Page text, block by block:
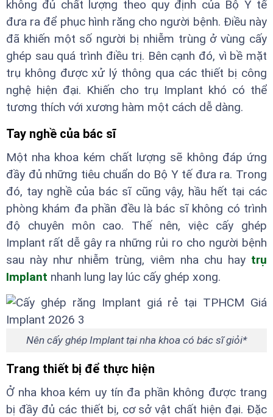
không đủ chất lượng theo quy định của Bộ Y tế
đưa ra để phục hình răng cho người bệnh. Điều này
đã khiến một số người bị nhiễm trùng ở vùng cấy
ghép sau quá trình điều trị. Bên cạnh đó, vì bề mặt
trụ không được xử lý thông qua các thiết bị công
nghệ hiện đại. Khiến cho trụ Implant khó có thể
tương thích với xương hàm một cách dễ dàng.
Tay nghề của bác sĩ
Một nha khoa kém chất lượng sẽ không đáp ứng
đầy đủ những tiêu chuẩn do Bộ Y tế đưa ra. Trong
đó, tay nghề của bác sĩ cũng vậy, hầu hết tại các
phòng khám đa phần đều là bác sĩ không có trình
độ chuyên môn cao. Thế nên, việc cấy ghép
Implant rất dễ gây ra những rủi ro cho người bệnh
sau này như nhiễm trùng, viêm nha chu hay trụ
Implant nhanh lung lay lúc cấy ghép xong.
Nên cấy ghép Implant tại nha khoa có bác sĩ giỏi*
Trang thiết bị để thực hiện
Ở nha khoa kém uy tín đa phần không được trang
bị đầy đủ các thiết bị, cơ sở vật chất hiện đại. Đặc